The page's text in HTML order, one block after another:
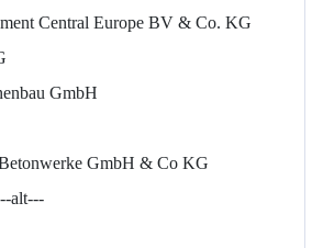
Central Europe BV & Co. KG
GmbH
GmbH & Co KG
alt---